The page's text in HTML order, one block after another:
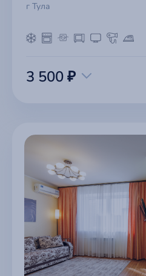
г Тула
3 500 ₽